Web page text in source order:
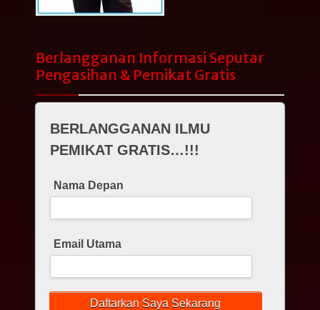
Berlangganan Informasi Seputar
Pengasihan & Pemikat Gratis
BERLANGGANAN ILMU
PEMIKAT GRATIS…!!!
Nama Depan
Email Utama